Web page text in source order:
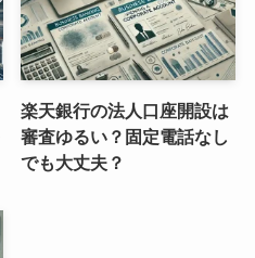
楽天銀行の法人口座開設は
審査ゆるい？固定電話なし
でも大丈夫？